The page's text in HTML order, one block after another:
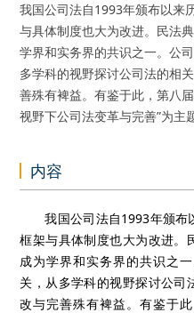
我国公司法自1993年颁布以来
与具体制度也大为改进。民法
学界和实务界的共识之一。公
多学科的视野探讨公司法的相
善殊有裨益。有鉴于此，第八
视野下公司法变革与完善”为主
内容
我国公司法自1993年颁布
框架与具体制度也大为改进。
成为学界和实务界的共识之
关，从多学科的视野探讨公司
改与完善殊有裨益。有鉴于